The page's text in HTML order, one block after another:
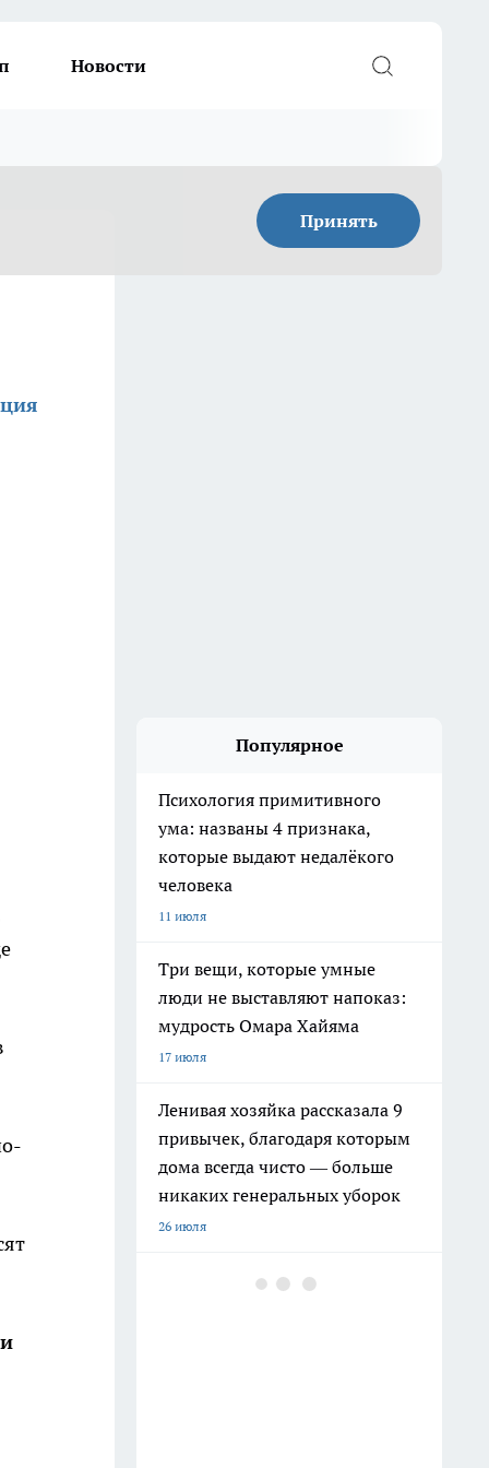
Новости
Принять
Популярное
Психология примитивного
ума: названы 4 признака,
которые выдают недалёкого
человека
11 июля
Три вещи, которые умные
люди не выставляют напоказ:
мудрость Омара Хайяма
17 июля
Ленивая хозяйка рассказала 9
привычек, благодаря которым
дома всегда чисто — больше
никаких генеральных уборок
26 июля
Почему сил нет даже после